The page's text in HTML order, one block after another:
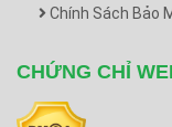
Chính Sách Bảo
CHỨNG CHỈ